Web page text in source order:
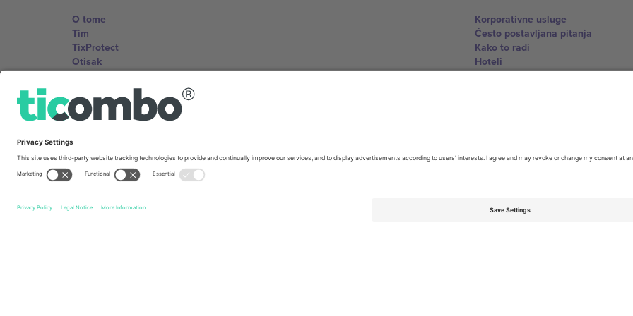
O tome
Tim
TixProtect
Otisak
Uslovi za korištenje
Partnerski program
Korporativne usluge
Često postavljana pitanja
Kako to radi
Hoteli
World Cup centar